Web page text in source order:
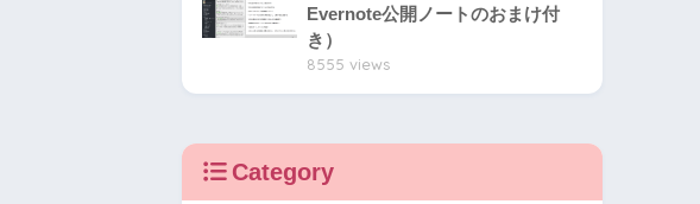
Evernote公開ノートのおまけ付
き）
8555 views
Category